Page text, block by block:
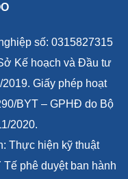
số: 0315827315
Kế hoạch và Đầu tư
Giấy phép hoạt
BYT – GPHĐ do Bộ
2020.
Thực hiện kỹ thuật
phê duyệt ban hành